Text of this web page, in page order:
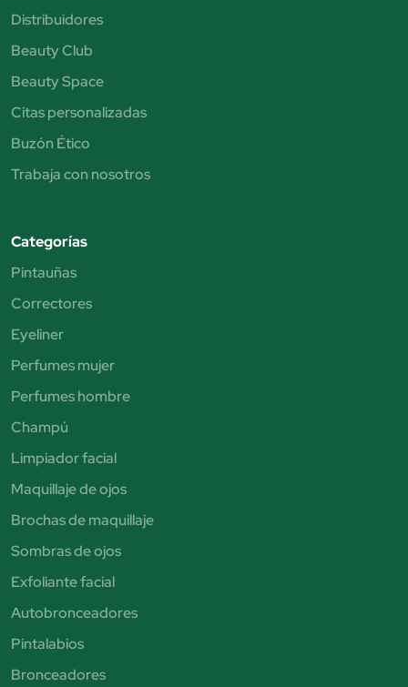
Distribuidores
Beauty Club
Beauty Space
Citas personalizadas
Buzón Ético
Trabaja con nosotros
Categorías
Pintauñas
Correctores
Eyeliner
Perfumes mujer
Perfumes hombre
Champú
Limpiador facial
Maquillaje de ojos
Brochas de maquillaje
Sombras de ojos
Exfoliante facial
Autobronceadores
Pintalabios
Bronceadores